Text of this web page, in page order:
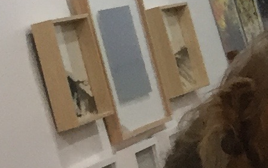
presse
partenaires
Portes
Ouvertes
2026
connexion